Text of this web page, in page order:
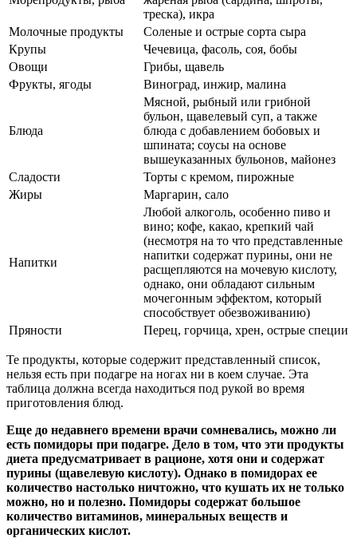
треска), икра
Молочные продукты
Соленые и острые сорта сыра
Крупы
Чечевица, фасоль, соя, бобы
Овощи
Грибы, щавель
Фрукты, ягоды
Виноград, инжир, малина
Блюда
Мясной, рыбный или грибной
бульон, щавелевый суп, а также
блюда с добавлением бобовых и
шпината; соусы на основе
вышеуказанных бульонов, майонез
Сладости
Торты с кремом, пирожные
Жиры
Маргарин, сало
Напитки
Любой алкоголь, особенно пиво и
вино; кофе, какао, крепкий чай
(несмотря на то что представленные
напитки содержат пурины, они не
расщепляются на мочевую кислоту,
однако, они обладают сильным
мочегонным эффектом, который
способствует обезвоживанию)
Пряности
Перец, горчица, хрен, острые специи
Те продукты, которые содержит представленный список,
нельзя есть при подагре на ногах ни в коем случае. Эта
таблица должна всегда находиться под рукой во время
приготовления блюд.
Еще до недавнего времени врачи сомневались, можно ли
есть помидоры при подагре. Дело в том, что эти продукты
диета предусматривает в рационе, хотя они и содержат
пурины (щавелевую кислоту). Однако в помидорах ее
количество настолько ничтожно, что кушать их не только
можно, но и полезно. Помидоры содержат большое
количество витаминов, минеральных веществ и
органических кислот.